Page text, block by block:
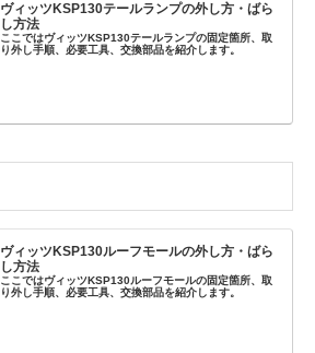
ヴィッツKSP130テールランプの外し方・ばら
し方法
ここではヴィッツKSP130テールランプの固定箇所、取
り外し手順、必要工具、交換部品を紹介します。
ヴィッツKSP130ルーフモールの外し方・ばら
し方法
ここではヴィッツKSP130ルーフモールの固定箇所、取
り外し手順、必要工具、交換部品を紹介します。